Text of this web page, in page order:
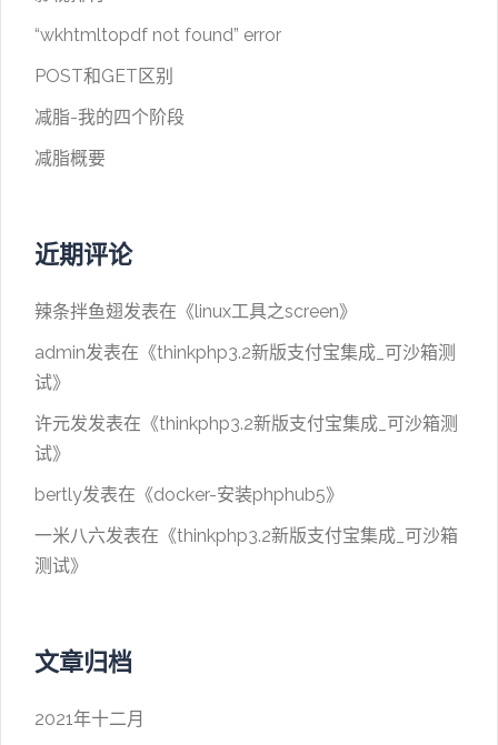
“wkhtmltopdf not found” error
POST和GET区别
减脂-我的四个阶段
减脂概要
近期评论
辣条拌鱼翅发表在《linux工具之screen》
admin发表在《thinkphp3.2新版支付宝集成_可沙箱测
试》
许元发发表在《thinkphp3.2新版支付宝集成_可沙箱测
试》
bertly发表在《docker-安装phphub5》
一米八六发表在《thinkphp3.2新版支付宝集成_可沙箱
测试》
文章归档
2021年十二月